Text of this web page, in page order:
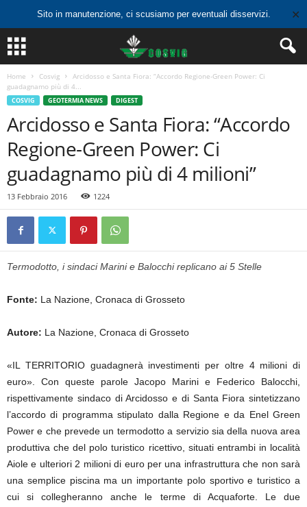
Sito in manutenzione, ci scusiamo per eventuali disservizi. ✕
Home Cosvig
Arcidosso e Santa Fiora: “Accordo Regione-Green Power: Ci
guadagnamo più di 4...
COSVIG GEOTERMIA NEWS DIGEST
Arcidosso e Santa Fiora: “Accordo
Regione-Green Power: Ci
guadagnamo più di 4 milioni”
13 Febbraio 2016 1224
Termodotto, i sindaci Marini e Balocchi replicano ai 5 Stelle
Fonte: La Nazione, Cronaca di Grosseto
Autore: La Nazione, Cronaca di Grosseto
«IL TERRITORIO guadagnerà investimenti per oltre 4 milioni di
euro». Con queste parole Jacopo Marini e Federico Balocchi,
rispettivamente sindaco di Arcidosso e di Santa Fiora sintetizzano
l’accordo di programma stipulato dalla Regione e da Enel Green
Power e che prevede un termodotto a servizio sia della nuova area
produttiva che del polo turistico ricettivo, situati entrambi in località
Aiole e ulteriori 2 milioni di euro per una infrastruttura che non sarà
una semplice piscina ma un importante polo sportivo e turistico a
cui si collegheranno anche le terme di Acquaforte. Le due